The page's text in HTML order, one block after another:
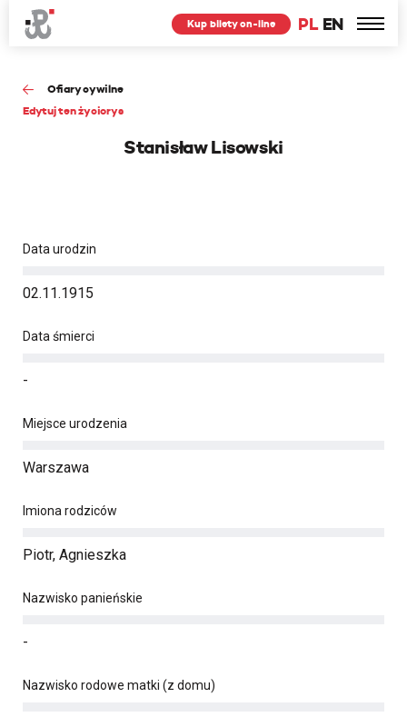
PL EN
Kup bilety on-line
Ofiary cywilne
Edytuj ten życiorys
Stanisław Lisowski
Data urodzin
02.11.1915
Data śmierci
-
Miejsce urodzenia
Warszawa
Imiona rodziców
Piotr, Agnieszka
Nazwisko panieńskie
-
Nazwisko rodowe matki (z domu)